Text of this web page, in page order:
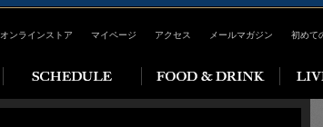
オンラインストア マイページ アクセス メールマガジン 初めて